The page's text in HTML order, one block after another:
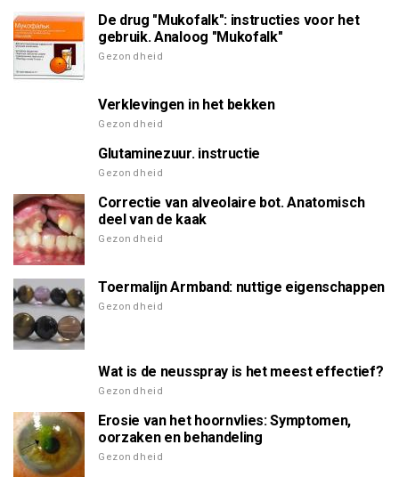
De drug "Mukofalk": instructies voor het
gebruik. Analoog "Mukofalk"
Gezondheid
Verklevingen in het bekken
Gezondheid
Glutaminezuur. instructie
Gezondheid
Correctie van alveolaire bot. Anatomisch
deel van de kaak
Gezondheid
Toermalijn Armband: nuttige eigenschappen
Gezondheid
Wat is de neusspray is het meest effectief?
Gezondheid
Erosie van het hoornvlies: Symptomen,
oorzaken en behandeling
Gezondheid